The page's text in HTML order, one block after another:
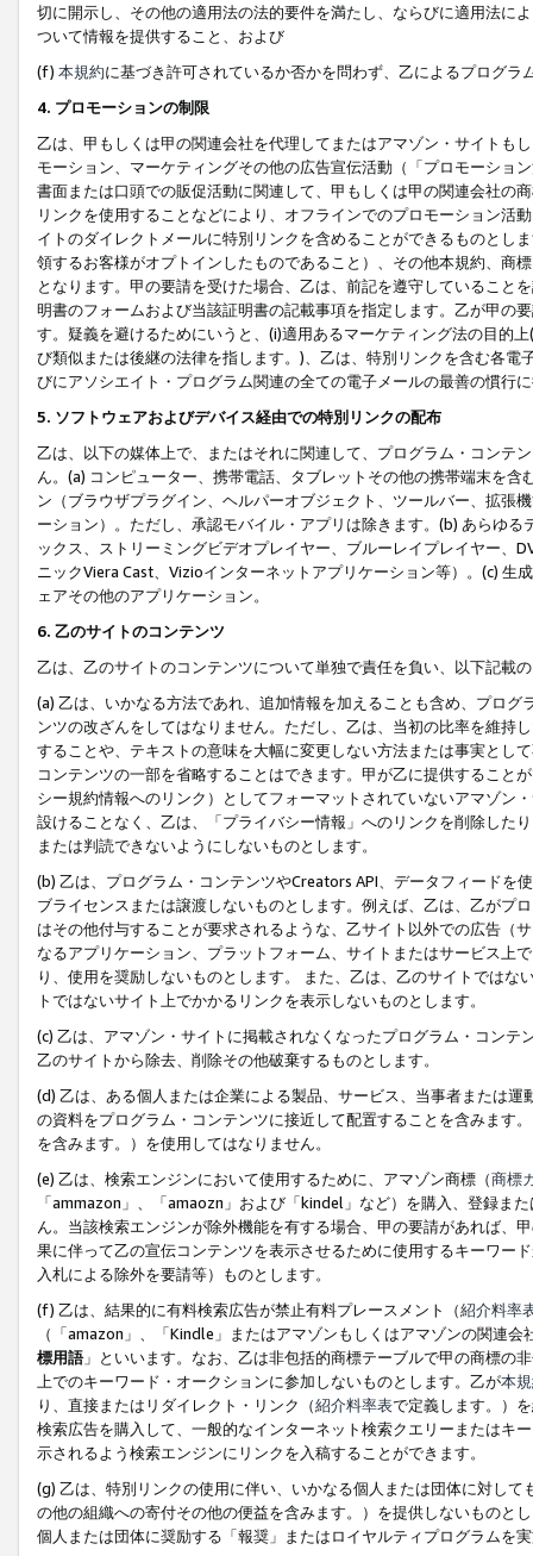
切に開示し、その他の適用法の法的要件を満たし、ならびに適用法に
ついて情報を提供すること、および
(f) 本規約に基づき許可されているか否かを問わず、乙によるプログ
4. プロモーションの制限
乙は、甲もしくは甲の関連会社を代理してまたはアマゾン・サイトも
モーション、マーケティングその他の広告宣伝活動（「プロモーショ
書面または口頭での販促活動に関連して、甲もしくは甲の関連会社の
リンクを使用することなどにより、オフラインでのプロモーション活
イトのダイレクトメールに特別リンクを含めることができるものとし
領するお客様がオプトインしたものであること）、その他本規約、商
となります。甲の要請を受けた場合、乙は、前記を遵守していること
明書のフォームおよび当該証明書の記載事項を指定します。乙が甲の
す。疑義を避けるためにいうと、(i)適用あるマーケティング法の目的
び類似または後継の法律を指します。)、乙は、特別リンクを含む各
びにアソシエイト・プログラム関連の全ての電子メールの最善の慣行
5. ソフトウェアおよびデバイス経由での特別リンクの配布
乙は、以下の媒体上で、またはそれに関連して、プログラム・コンテ
ん。(a) コンピューター、携帯電話、タブレットその他の携帯端末を
ン（ブラウザプラグイン、ヘルパーオブジェクト、ツールバー、拡張
ーション）。ただし、承認モバイル・アプリは除きます。(b) あらゆ
ックス、ストリーミングビデオプレイヤー、ブルーレイプレイヤー、
ニックViera Cast、Vizioインターネットアプリケーション等）。(c)
ェアその他のアプリケーション。
6. 乙のサイトのコンテンツ
乙は、乙のサイトのコンテンツについて単独で責任を負い、以下記載
(a) 乙は、いかなる方法であれ、追加情報を加えることも含め、プロ
ンツの改ざんをしてはなりません。ただし、乙は、当初の比率を維持
することや、テキストの意味を大幅に変更しない方法または事実とし
コンテンツの一部を省略することはできます。甲が乙に提供すること
シー規約情報へのリンク）としてフォーマットされていないアマゾン
設けることなく、乙は、「プライバシー情報」へのリンクを削除した
または判読できないようにしないものとします。
(b) 乙は、プログラム・コンテンツやCreators API、データフィード
ブライセンスまたは譲渡しないものとします。例えば、乙は、乙がプ
はその他付与することが要求されるような、乙サイト以外での広告（
なるアプリケーション、プラットフォーム、サイトまたはサービス上
り、使用を奨励しないものとします。 また、乙は、乙のサイトでは
トではないサイト上でかかるリンクを表示しないものとします。
(c) 乙は、アマゾン・サイトに掲載されなくなったプログラム・コン
乙のサイトから除去、削除その他破棄するものとします。
(d) 乙は、ある個人または企業による製品、サービス、当事者または
の資料をプログラム・コンテンツに接近して配置することを含みます
を含みます。）を使用してはなりません。
(e) 乙は、検索エンジンにおいて使用するために、アマゾン商標（商標
「ammazon」、「amaozn」および「kindel」など）を購入、登録ま
ん。当該検索エンジンが除外機能を有する場合、甲の要請があれば、
果に伴って乙の宣伝コンテンツを表示させるために使用するキーワー
入札による除外を要請等）ものとします。
(f) 乙は、結果的に有料検索広告が禁止有料プレースメント（紹介料率
（「amazon」、「Kindle」またはアマゾンもしくはアマゾンの関連
標用語」といいます。なお、乙は非包括的商標テーブルで甲の商標の
上でのキーワード・オークションに参加しないものとします。乙が本
り、直接またはリダイレクト・リンク（紹介料率表で定義します。）
検索広告を購入して、一般的なインターネット検索クエリーまたはキ
示されるよう検索エンジンにリンクを入稿することができます。
(g) 乙は、特別リンクの使用に伴い、いかなる個人または団体に対し
の他の組織への寄付その他の便益を含みます。）を提供しないものと
個人または団体に奨励する「報奨」またはロイヤルティプログラムを